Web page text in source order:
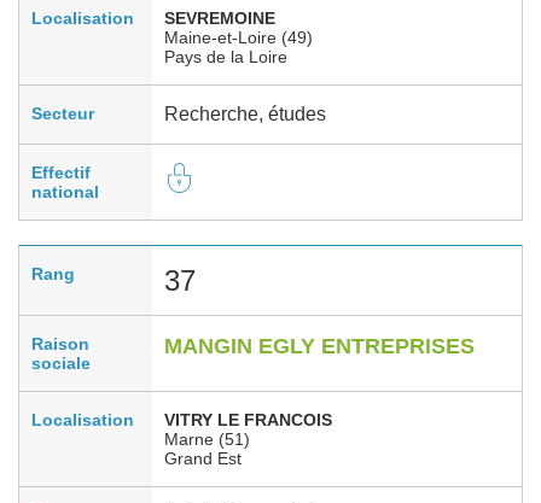
Localisation
SEVREMOINE
Maine-et-Loire (49)
Pays de la Loire
Secteur Recherche, études
Effectif
national
Rang 37
Raison
sociale
MANGIN EGLY ENTREPRISES
Localisation
VITRY LE FRANCOIS
Marne (51)
Grand Est